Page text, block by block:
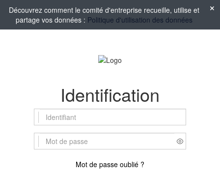
Découvrez comment le comité d'entreprise recueille, utilise et
partage vos données : Politique d'utilisation des données
Identification
Mot de passe oublié ?